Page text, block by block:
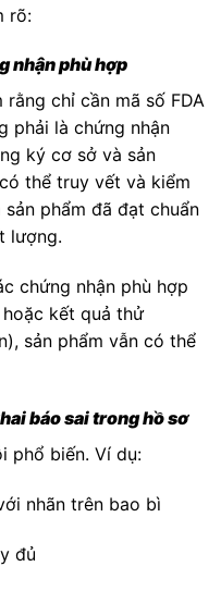
rõ:
nhận phù hợp
rằng chỉ cần mã số FDA
phải là chứng nhận
ký cơ sở và sản
thể truy vết và kiểm
phẩm đã đạt chuẩn
lượng.
chứng nhận phù hợp
hoặc kết quả thử
sản phẩm vẫn có thể
báo sai trong hồ sơ
phổ biến. Ví dụ:
nhãn trên bao bì
đủ